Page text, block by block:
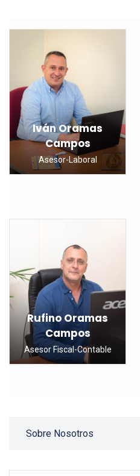
Iván Oramas
Campos
Asesor-Laboral
Rufino Oramas
Campos
Asesor Fiscal-Contable
Sobre Nosotros